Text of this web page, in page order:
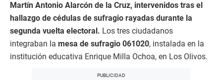
Martín Antonio Alarcón de la Cruz, intervenidos tras el
hallazgo de cédulas de sufragio rayadas durante la
segunda vuelta electoral. Los tres ciudadanos
integraban la mesa de sufragio 061020, instalada en la
institución educativa Enrique Milla Ochoa, en Los Olivos.